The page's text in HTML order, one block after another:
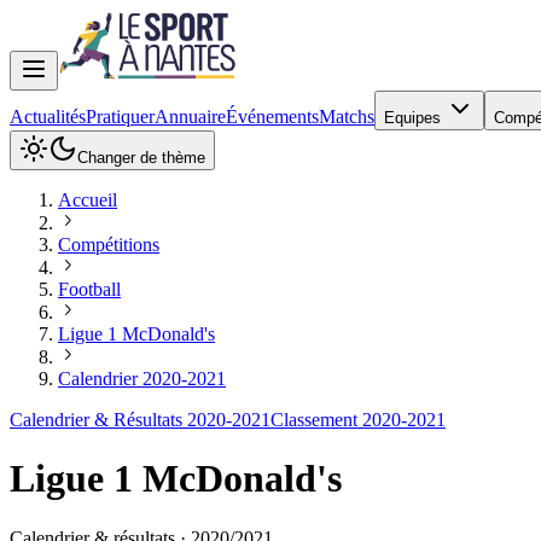
ActualitésPratiquerAnnuaireÉvénementsMatchs Equipes
Changer de thème
Accueil
Compétitions
Football
Ligue 1 McDonald's
Calendrier 2020-2021
Calendrier & Résultats 2020-2021Classement 2020-2021
Ligue 1 McDonald's